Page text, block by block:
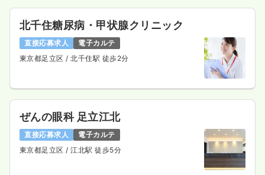
北千住糖尿病・甲状腺クリニック
直接応募求人
電子カルテ
東京都足立区/ 北千住駅 徒歩2分
ぜんの眼科 足立江北
直接応募求人
電子カルテ
東京都足立区/ 江北駅 徒歩5分